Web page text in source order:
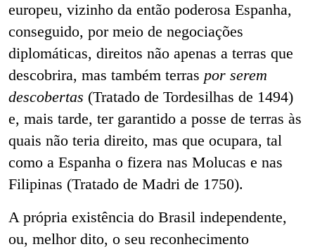
europeu, vizinho da então poderosa Espanha,
conseguido, por meio de negociações
diplomáticas, direitos não apenas a terras que
descobrira, mas também terras por serem
descobertas (Tratado de Tordesilhas de 1494)
e, mais tarde, ter garantido a posse de terras às
quais não teria direito, mas que ocupara, tal
como a Espanha o fizera nas Molucas e nas
Filipinas (Tratado de Madri de 1750).
A própria existência do Brasil independente,
ou, melhor dito, o seu reconhecimento